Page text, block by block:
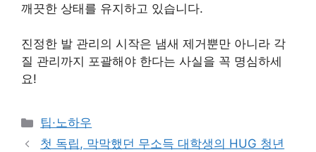
깨끗한 상태를 유지하고 있습니다.
진정한 발 관리의 시작은 냄새 제거뿐만 아니라 각
질 관리까지 포괄해야 한다는 사실을 꼭 명심하세
요!
Categories
팁·노하우
첫 독립, 막막했던 무소득 대학생의 HUG 청년